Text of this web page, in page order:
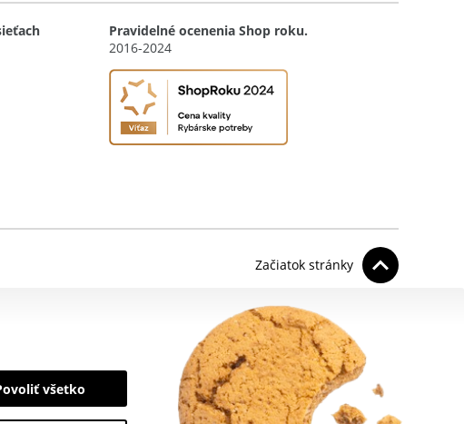
Pravidelné ocenenia Shop roku.
2016-2024
Začiatok stránky
všetko